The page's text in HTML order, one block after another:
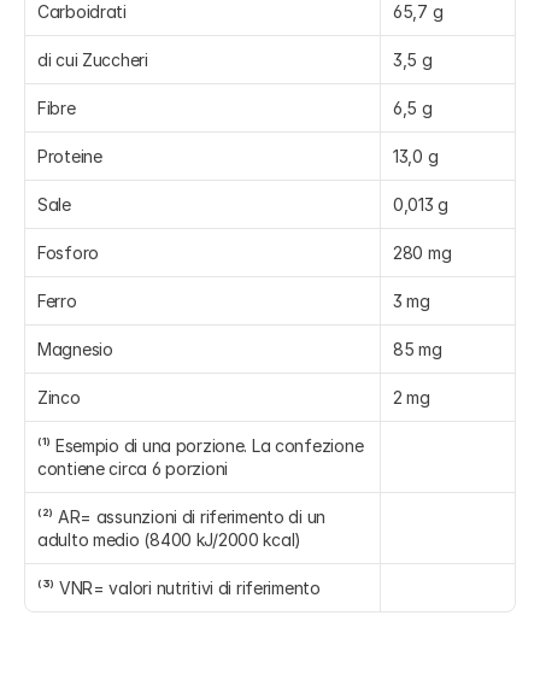
Carboidrati 65,7 g
di cui Zuccheri 3,5 g
Fibre 6,5 g
Proteine 13,0 g
Sale 0,013 g
Fosforo 280 mg
Ferro 3 mg
Magnesio 85 mg
Zinco 2 mg
⁽¹⁾ Esempio di una porzione. La confezione
contiene circa 6 porzioni
⁽²⁾ AR= assunzioni di riferimento di un
adulto medio (8400 kJ/2000 kcal)
⁽³⁾ VNR= valori nutritivi di riferimento